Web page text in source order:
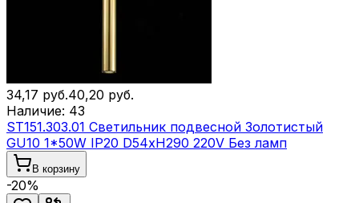
34,17 руб.40,20 руб.
Наличие: 43
ST151.303.01 Светильник подвесной Золотистый
GU10 1*50W IP20 D54xH290 220V Без ламп
В корзину
-20%